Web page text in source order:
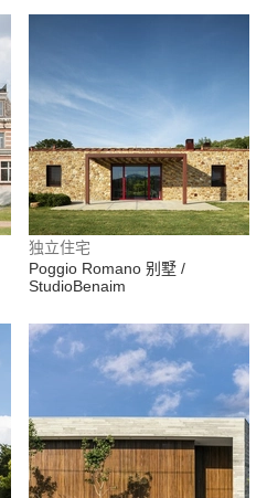
独立住宅
Poggio Romano 别墅 /
StudioBenaim